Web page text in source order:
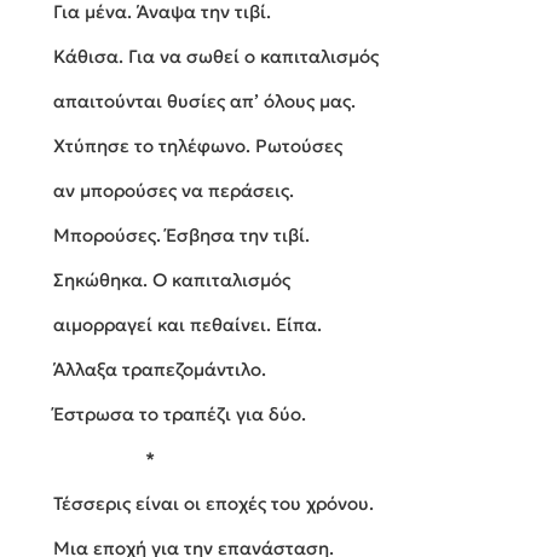
Για μένα. Άναψα την τιβί.
Κάθισα. Για να σωθεί ο καπιταλισμός
απαιτούνται θυσίες απ’ όλους μας.
Χτύπησε το τηλέφωνο. Ρωτούσες
αν μπορούσες να περάσεις.
Μπορούσες. Έσβησα την τιβί.
Σηκώθηκα. Ο καπιταλισμός
αιμορραγεί και πεθαίνει. Είπα.
Άλλαξα τραπεζομάντιλο.
Έστρωσα το τραπέζι για δύο.
*
Τέσσερις είναι οι εποχές του χρόνου.
Μια εποχή για την επανάσταση.